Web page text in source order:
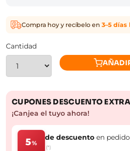
Compra hoy y recíbelo en 3–5
Cantidad
CUPONES DESCUENTO EXTRA
¡Canjea el tuyo ahora!
5%
de descuento en
(*)